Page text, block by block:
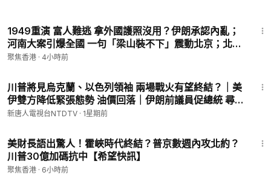
#美伊開戰 #霍爾木茲油船 #川普停戰
source: reuter
㊙️爆料郵箱 ►sohtv99@gmail.com
🌻🎈透過Patreon（https://www.patreon.com/SoundofHopeN
ews）支持我們，您的支持將是我們創作出好作品的動力。您也
🚗捐車網址 ►https://donatecarsoh.org☎️捐車熱線：855-
578-0088
1949重演 富人難逃 拿外國護照沒用？伊朗承認內亂；
河南大案引爆全國 一句「梁山裝不下」震動北京；北京
隔空接管你的AI 媒體陰陽菜單手法被破解【今日新聞】
聚焦香港 · 4小時前
川普將見烏克蘭、以色列領袖 兩場戰火有望終結？｜美
伊雙方降低緊張態勢 油價回落｜伊朗前議員促總統 尋求
與美國直接對話 ｜國際新聞｜20260727(一)｜新唐人
新唐人電視台NTDTV · 1星期前
美財長語出驚人！霍峽時代終結？普京數週內攻北約？
川普30億加碼抗中【希望快訊】
聚焦香港 · 6小時前